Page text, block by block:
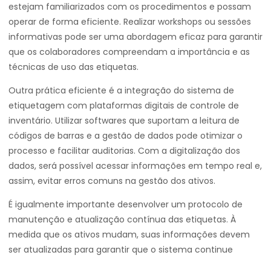
estejam familiarizados com os procedimentos e possam
operar de forma eficiente. Realizar workshops ou sessões
informativas pode ser uma abordagem eficaz para garantir
que os colaboradores compreendam a importância e as
técnicas de uso das etiquetas.
Outra prática eficiente é a integração do sistema de
etiquetagem com plataformas digitais de controle de
inventário. Utilizar softwares que suportam a leitura de
códigos de barras e a gestão de dados pode otimizar o
processo e facilitar auditorias. Com a digitalização dos
dados, será possível acessar informações em tempo real e,
assim, evitar erros comuns na gestão dos ativos.
É igualmente importante desenvolver um protocolo de
manutenção e atualização contínua das etiquetas. À
medida que os ativos mudam, suas informações devem
ser atualizadas para garantir que o sistema continue